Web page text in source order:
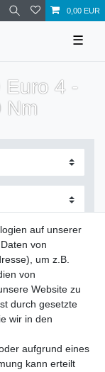
0,00 EUR
☰
Euro 4 -
Nm
AGB
auf unserer
von
um z.B.
von
Website zu
durch gesetzte
wir in den
aufgrund eines
kann erteilt